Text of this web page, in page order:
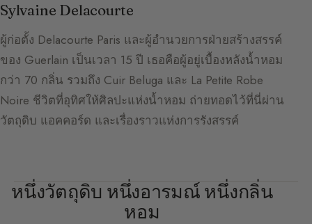
Sylvaine Delacourte
ผู้ก่อตั้ง Delacourte Paris และผู้อำนวยการฝ่ายสร้างสรรค์
ของ Guerlain เป็นเวลา 15 ปี เธอคือผู้อยู่เบื้องหลังน้ำหอม
กว่า 70 กลิ่น รวมถึง Cuir Beluga และ La Petite Robe
Noire ชีวิตที่อุทิศให้ศิลปะแห่งน้ำหอม ถ่ายทอดไว้ที่นี่ผ่าน
วัตถุดิบ แอคคอร์ด และเรื่องราวแห่งการรังสรรค์
หนึ่งวัตถุดิบ หนึ่งอารมณ์ หนึ่งกลิ่น
หอม